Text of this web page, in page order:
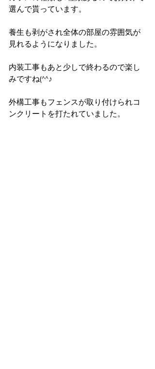
選んで貰っています。
養生も剥がされ全体の部屋の雰囲気が
見れるようになりました。
内装工事もあと少しで終わるので楽し
みですね(^^♪
外構工事もフェンスが取り付けられコ
ンクリートを打たれていました。